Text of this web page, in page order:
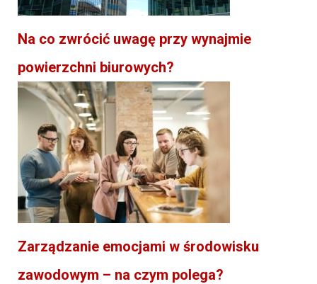
Na co zwrócić uwagę przy wynajmie
powierzchni biurowych?
Zarządzanie emocjami w środowisku
zawodowym – na czym polega?